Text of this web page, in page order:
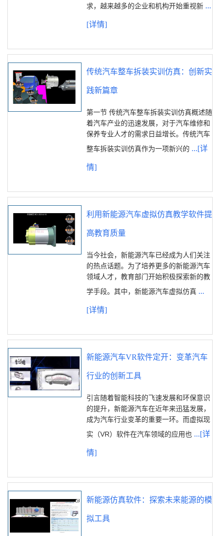
求，越来越多的企业和机构开始重视新 ...
[详情]
传统汽车整车拆装实训仿真：创新实
践新篇章
第一节 传统汽车整车拆装实训仿真概述随
着汽车产业的迅速发展，对于汽车维修和
保养专业人才的需求日益增长。传统汽车
整车拆装实训仿真作为一项新兴的 ...[详
情]
利用新能源汽车虚拟仿真教学软件提
高教育质量
当今社会，新能源汽车已经成为人们关注
的热点话题。为了培养更多的新能源汽车
领域人才，教育部门开始积极探索新的教
学手段。其中，新能源汽车虚拟仿真 ...
[详情]
新能源汽车VR软件定开：变革汽车
行业的创新工具
引言随着智能科技的飞速发展和环保意识
的提升，新能源汽车在近年来迅猛发展，
成为汽车行业变革的重要一环。而虚拟现
实（VR）软件在汽车领域的应用也 ...[详
情]
新能源仿真软件：探索未来能源的模
拟工具